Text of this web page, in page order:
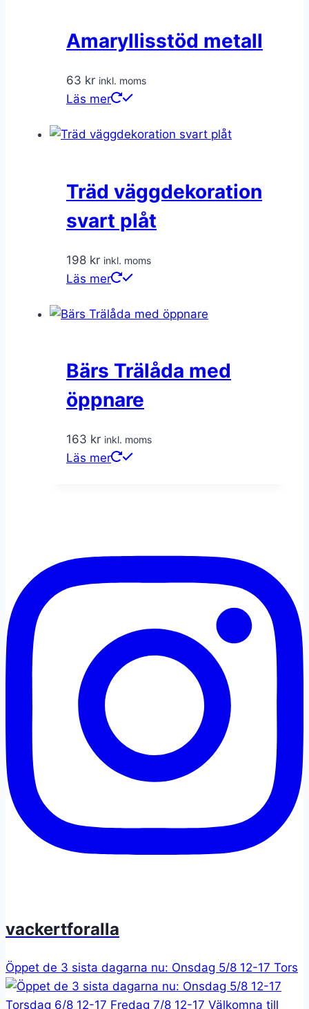
Amaryllisstöd metall
63 kr inkl. moms
Läs mer
Träd väggdekoration
svart plåt
198 kr inkl. moms
Läs mer
Bärs Trälåda med
öppnare
163 kr inkl. moms
Läs mer
vackertforalla
Öppet de 3 sista dagarna nu: Onsdag 5/8 12-17 Tors